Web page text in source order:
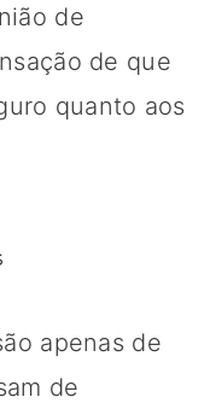
de
de que
quanto aos
apenas de
de